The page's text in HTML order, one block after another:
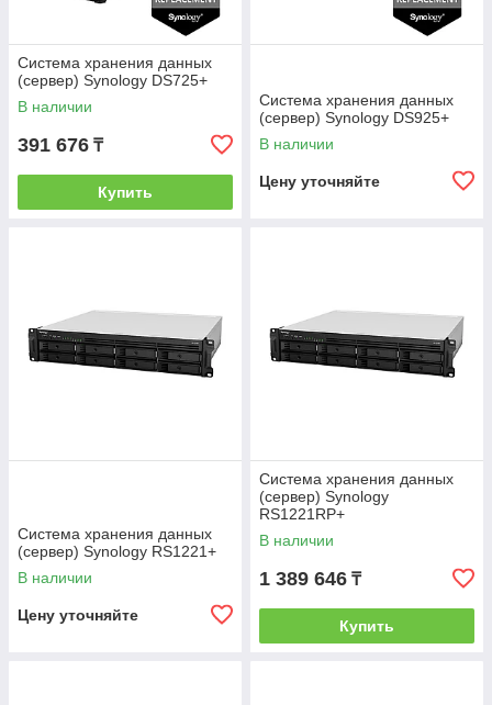
Система хранения данных
(сервер) Synology DS725+
В наличии
391 676 ₸
Купить
Система хранения данных
(сервер) Synology DS925+
В наличии
Цену уточняйте
Система хранения данных
(сервер) Synology RS1221+
В наличии
Цену уточняйте
Система хранения данных
(сервер) Synology
RS1221RP+
В наличии
1 389 646 ₸
Купить